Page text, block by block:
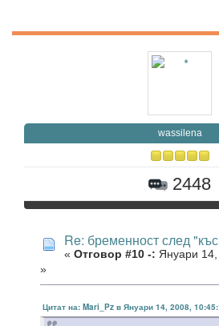
wassilena
2448
Re: бременност след
« Отговор #10 -: Януари
»
Цитат на: Mari_Pz в Януари 14, 2008,